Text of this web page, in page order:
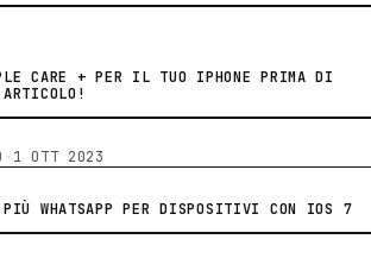
CARE + PER IL TUO IPHONE PRIMA DI
· 1 OTT 2023
PIÙ WHATSAPP PER DISPOSITIVI CON IOS 7